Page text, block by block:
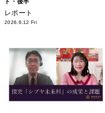
レポート
2026.6.12 Fri